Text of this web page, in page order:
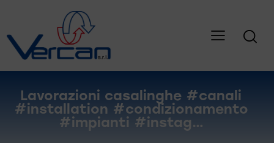
Lavorazioni casalinghe #canali
#installation #condizionamento
#impianti #instag…